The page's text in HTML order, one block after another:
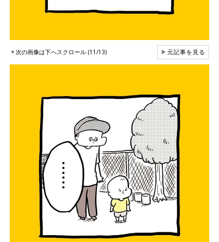
▼次の画像は下へスクロール (11/13) ▶元記事を見る